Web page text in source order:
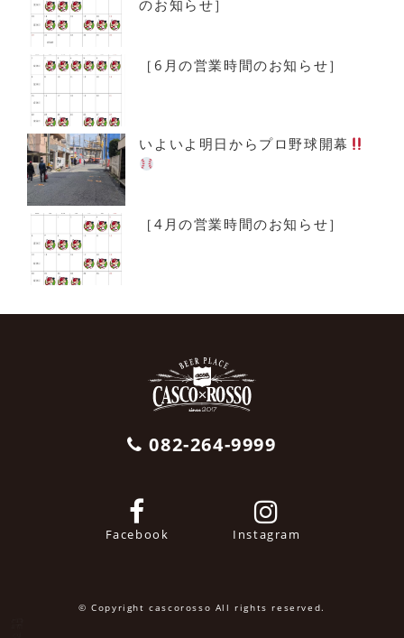
のお知らせ］
［6月の営業時間のお知らせ］
いよいよ明日からプロ野球開幕
［4月の営業時間のお知らせ］
082-264-9999
Facebook Instagram
© Copyright cascorosso All rights reserved.